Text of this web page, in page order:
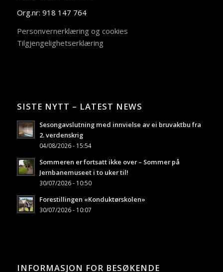
Org.nr: 918 147 764
Personvernerklæring og cookies
Tilgjengelighetserklæring
SISTE NYTT – LATEST NEWS
Sesongavslutning med innvielse av ei bruvaktbu fra
2. verdenskrig
04/08/2026 - 15:54
Sommeren er fortsatt ikke over – Sommer på
Jernbanemuseet i to uker til!
30/07/2026 - 10:50
Forestillingen «Konduktørskolen»
30/07/2026 - 10:07
INFORMASJON FOR BESØKENDE